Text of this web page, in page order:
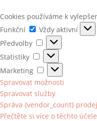
Cookies používáme k
Funkční
Funkční
Vždy aktivní
Předvolby
Předvolby
Statistiky
Statistiky
Marketing
Marketing
Spravovat možnosti
Spravovat služby
Správa {vendor_count}
Přečtěte si více o těchto